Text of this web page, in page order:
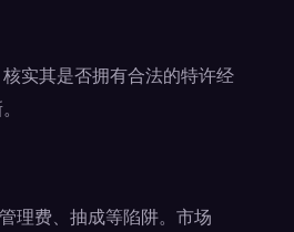
实其是否拥有合法的特许经
理费、抽成等陷阱。市场